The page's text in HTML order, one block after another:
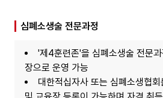
심폐소생술 전문과정
'제4훈련존'을 심폐소생술 전문
장으로 운영 가능
대한적십자사 또는 심폐소생협